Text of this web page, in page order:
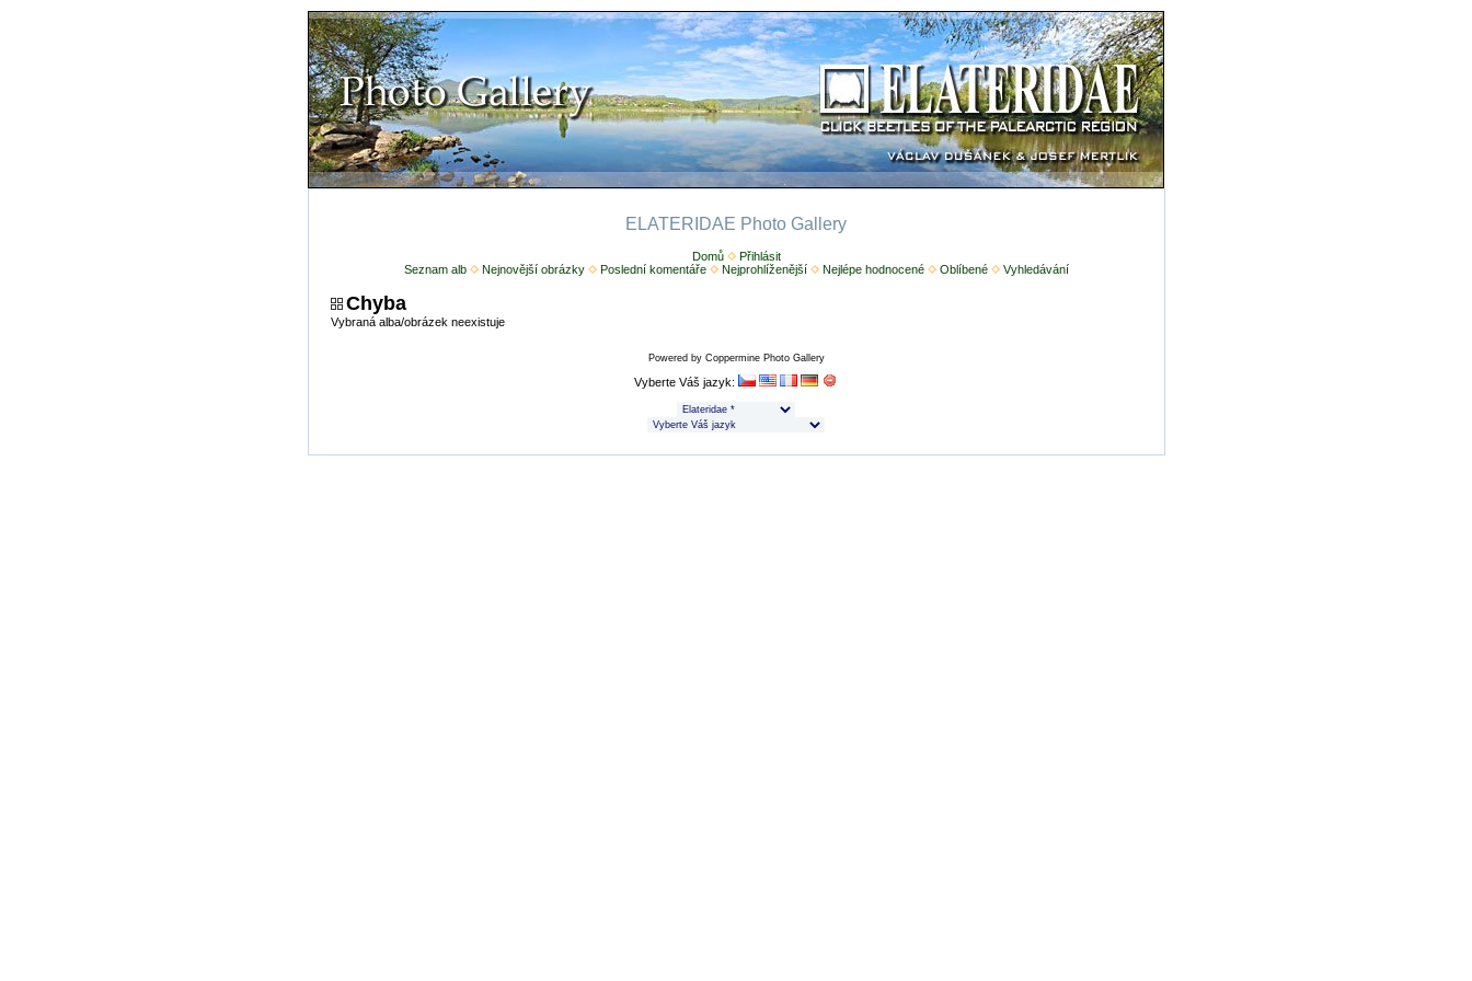
ELATERIDAE Photo Gallery
Domů
Přihlásit
Seznam alb
Nejnovější obrázky Poslední komentáře Nejprohlíženější Nejlépe hodnocené Oblíbené Vyhledávání
Chyba
Vybraná alba/obrázek neexistuje
Powered by Coppermine Photo Gallery
Vyberte Váš jazyk: